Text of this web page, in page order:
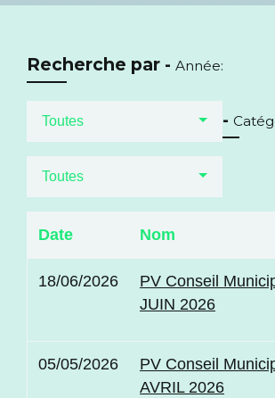
Recherche par - Année:
Toutes -
Toutes
Date Nom
18/06/2026
PV Conseil
JUIN 2026
05/05/2026
PV Conseil
AVRIL 2026